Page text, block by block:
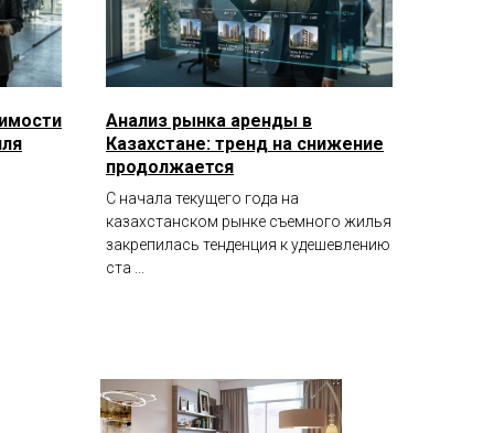
Анализ рынка аренды в
Казахстане: тренд на снижение
продолжается
С начала текущего года на
казахстанском рынке съемного жилья
закрепилась тенденция к удешевлению
ста ...